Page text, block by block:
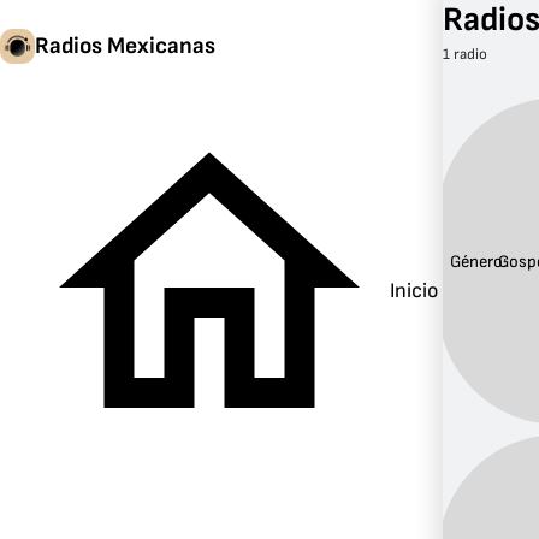
Radios Mexicanas
Inicio
1 radio
Género: